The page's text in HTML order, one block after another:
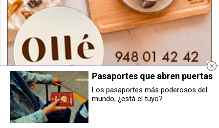
El PP de Berriozar urge a EH Bildu
a reforzar la seguridad ciudadana
tras registrarse nuevos robos en
viviendas
La Cendea de Berrioplano ultima
Pasaportes que abren puertas
Los pasaportes más poderosos del
mundo, ¿está el tuyo?